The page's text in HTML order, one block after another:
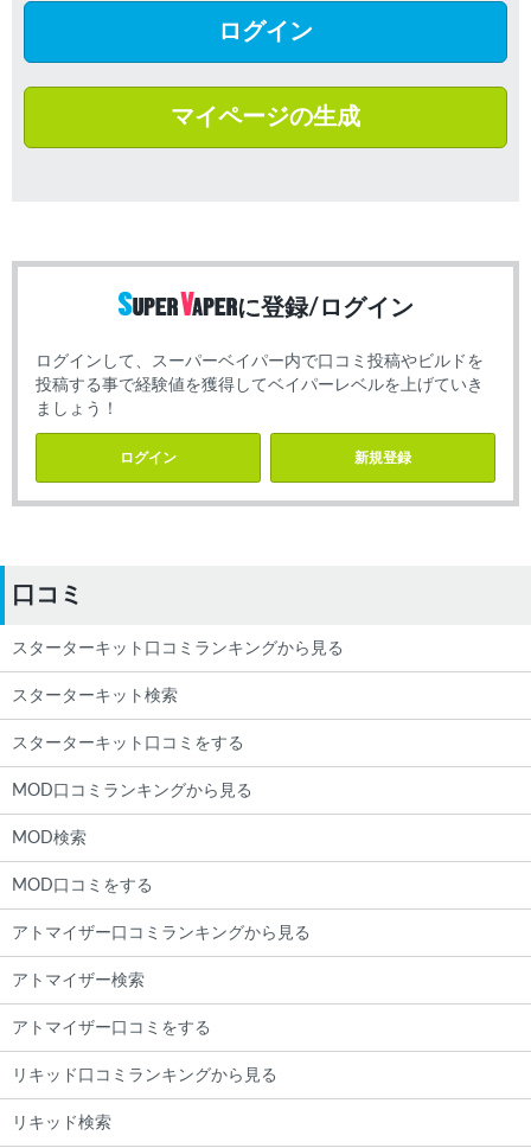
ログイン
マイページの生成
に登録/ログイン
ログインして、スーパーベイパー内で口コミ投稿やビルドを
投稿する事で経験値を獲得してベイパーレベルを上げていき
ましょう！
ログイン 新規登録
口コミ
スターターキット口コミランキングから見る
スターターキット検索
スターターキット口コミをする
MOD口コミランキングから見る
MOD検索
MOD口コミをする
アトマイザー口コミランキングから見る
アトマイザー検索
アトマイザー口コミをする
リキッド口コミランキングから見る
リキッド検索